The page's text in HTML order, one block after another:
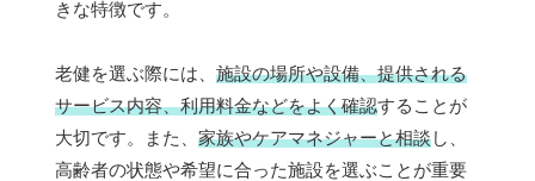
きな特徴です。
老健を選ぶ際には、 施設の場所や設備、提供される
サービス内容、利用料金などをよく確認することが
大切です。また、 家族やケアマネジャーと相談し、
高齢者の状態や希望に合った施設を選ぶことが重要